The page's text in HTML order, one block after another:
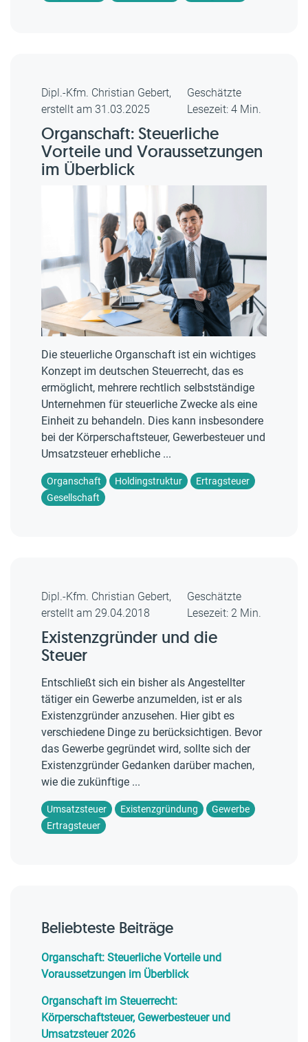
Dipl.-Kfm. Christian Gebert,
erstellt am 31.03.2025
Geschätzte
Lesezeit: 4 Min.
Organschaft: Steuerliche
Vorteile und Voraussetzungen
im Überblick
Die steuerliche Organschaft ist ein wichtiges
Konzept im deutschen Steuerrecht, das es
ermöglicht, mehrere rechtlich selbstständige
Unternehmen für steuerliche Zwecke als eine
Einheit zu behandeln. Dies kann insbesondere
bei der Körperschaftsteuer, Gewerbesteuer und
Umsatzsteuer erhebliche ...
Organschaft Holdingstruktur
Ertragsteuer
Gesellschaft
Dipl.-Kfm. Christian Gebert,
erstellt am 29.04.2018
Geschätzte
Lesezeit: 2 Min.
Existenzgründer und die
Steuer
Entschließt sich ein bisher als Angestellter
tätiger ein Gewerbe anzumelden, ist er als
Existenzgründer anzusehen. Hier gibt es
verschiedene Dinge zu berücksichtigen. Bevor
das Gewerbe gegründet wird, sollte sich der
Existenzgründer Gedanken darüber machen,
wie die zukünftige ...
Umsatzsteuer Existenzgründung
Gewerbe
Ertragsteuer
Beliebteste Beiträge
Organschaft: Steuerliche Vorteile und
Voraussetzungen im Überblick
Organschaft im Steuerrecht:
Körperschaftsteuer, Gewerbesteuer und
Umsatzsteuer 2026